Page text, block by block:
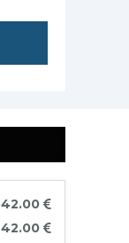
42.00
42.00